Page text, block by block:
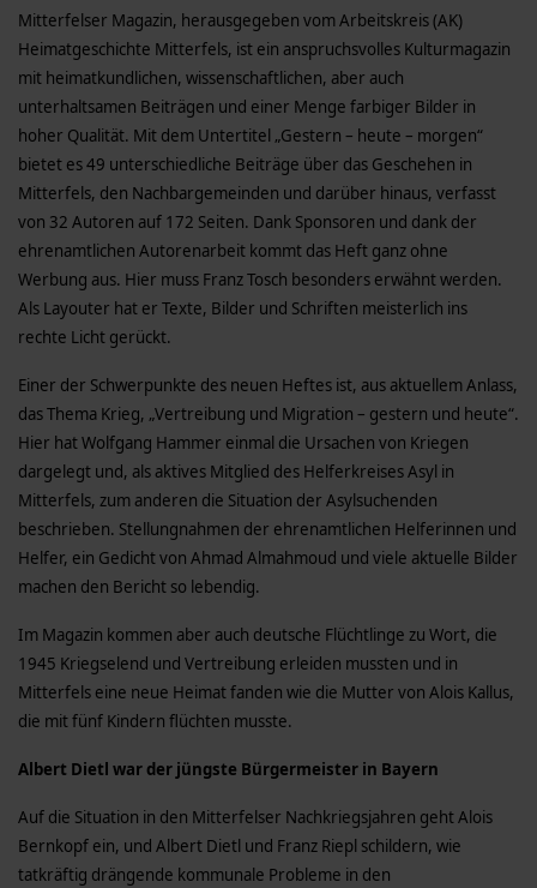
Mitterfelser Magazin, herausgegeben vom Arbeitskreis (AK)
Heimatgeschichte Mitterfels, ist ein anspruchsvolles Kulturmagazin
mit heimatkundlichen, wissenschaftlichen, aber auch
unterhaltsamen Beiträgen und einer Menge farbiger Bilder in
hoher Qualität. Mit dem Untertitel „Gestern – heute – morgen“
bietet es 49 unterschiedliche Beiträge über das Geschehen in
Mitterfels, den Nachbargemeinden und darüber hinaus, verfasst
von 32 Autoren auf 172 Seiten. Dank Sponsoren und dank der
ehrenamtlichen Autorenarbeit kommt das Heft ganz ohne
Werbung aus. Hier muss Franz Tosch besonders erwähnt werden.
Als Layouter hat er Texte, Bilder und Schriften meisterlich ins
rechte Licht gerückt.
Einer der Schwerpunkte des neuen Heftes ist, aus aktuellem Anlass,
das Thema Krieg, „Vertreibung und Migration – gestern und heute“.
Hier hat Wolfgang Hammer einmal die Ursachen von Kriegen
dargelegt und, als aktives Mitglied des Helferkreises Asyl in
Mitterfels, zum anderen die Situation der Asylsuchenden
beschrieben. Stellungnahmen der ehrenamtlichen Helferinnen und
Helfer, ein Gedicht von Ahmad Almahmoud und viele aktuelle Bilder
machen den Bericht so lebendig.
Im Magazin kommen aber auch deutsche Flüchtlinge zu Wort, die
1945 Kriegselend und Vertreibung erleiden mussten und in
Mitterfels eine neue Heimat fanden wie die Mutter von Alois Kallus,
die mit fünf Kindern flüchten musste.
Albert Dietl war der jüngste Bürgermeister in Bayern
Auf die Situation in den Mitterfelser Nachkriegsjahren geht Alois
Bernkopf ein, und Albert Dietl und Franz Riepl schildern, wie
tatkräftig drängende kommunale Probleme in den